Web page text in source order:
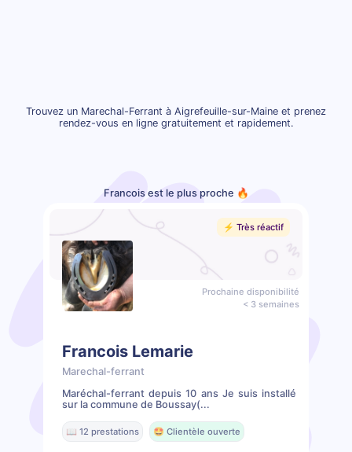
Trouvez un Marechal-Ferrant à Aigrefeuille-sur-Maine et prenez
rendez-vous en ligne gratuitement et rapidement.
Francois est le plus proche 🔥
⚡️ Très réactif
Prochaine disponibilité
< 3 semaines
Francois Lemarie
Marechal-ferrant
Maréchal-ferrant depuis 10 ans Je suis installé
sur la commune de Boussay(...
📖 12 prestations 🤩 Clientèle ouverte